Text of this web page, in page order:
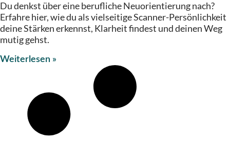
Du denkst über eine berufliche Neuorientierung nach?
Erfahre hier, wie du als vielseitige Scanner-Persönlichkeit
deine Stärken erkennst, Klarheit findest und deinen Weg
mutig gehst.
Weiterlesen »